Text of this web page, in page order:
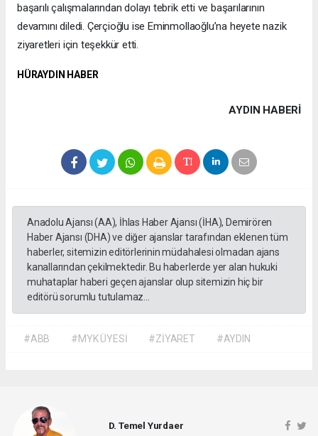
başarılı çalışmalarından dolayı tebrik etti ve başarılarının
devamını diledi. Çerçioğlu ise Eminmollaoğlu’na heyete nazik
ziyaretleri için teşekkür etti.
HÜRAYDIN HABER
AYDIN HABERİ
Anadolu Ajansı (AA), İhlas Haber Ajansı (İHA), Demirören
Haber Ajansı (DHA) ve diğer ajanslar tarafından eklenen tüm
haberler, sitemizin editörlerinin müdahalesi olmadan ajans
kanallarından çekilmektedir. Bu haberlerde yer alan hukuki
muhataplar haberi geçen ajanslar olup sitemizin hiç bir
editörü sorumlu tutulamaz...
#ABB #MYK ÜYESİ #ZİYARET #AYDIN
D. Temel Yurdaer